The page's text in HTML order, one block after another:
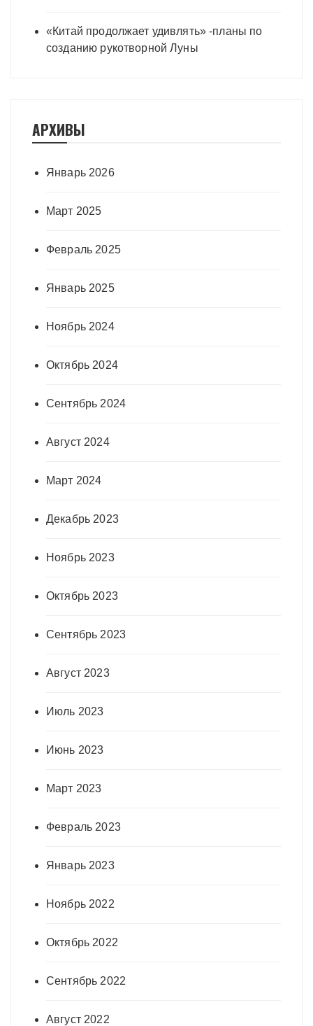
«Китай продолжает удивлять» -планы по
созданию рукотворной Луны
АРХИВЫ
Январь 2026
Март 2025
Февраль 2025
Январь 2025
Ноябрь 2024
Октябрь 2024
Сентябрь 2024
Август 2024
Март 2024
Декабрь 2023
Ноябрь 2023
Октябрь 2023
Сентябрь 2023
Август 2023
Июль 2023
Июнь 2023
Март 2023
Февраль 2023
Январь 2023
Ноябрь 2022
Октябрь 2022
Сентябрь 2022
Август 2022